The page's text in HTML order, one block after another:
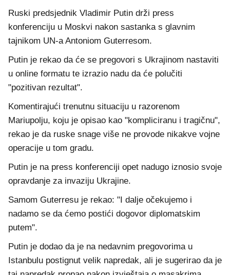
Ruski predsjednik Vladimir Putin drži press
konferenciju u Moskvi nakon sastanka s glavnim
tajnikom UN-a Antoniom Guterresom.
Putin je rekao da će se pregovori s Ukrajinom nastaviti
u online formatu te izrazio nadu da će polučiti
"pozitivan rezultat".
Komentirajući trenutnu situaciju u razorenom
Mariupolju, koju je opisao kao "kompliciranu i tragičnu",
rekao je da ruske snage više ne provode nikakve vojne
operacije u tom gradu.
Putin je na press konferenciji opet nadugo iznosio svoje
opravdanje za invaziju Ukrajine.
Samom Guterresu je rekao: "I dalje očekujemo i
nadamo se da ćemo postići dogovor diplomatskim
putem".
Putin je dodao da je na nedavnim pregovorima u
Istanbulu postignut velik napredak, ali je sugerirao da je